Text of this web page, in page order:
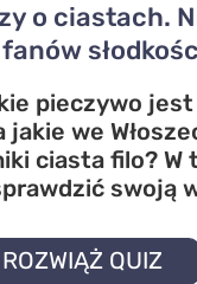
o ciastach.
pieczywo
jakie we
ciasta filo? W
swoją
ROZWIĄŻ QUIZ